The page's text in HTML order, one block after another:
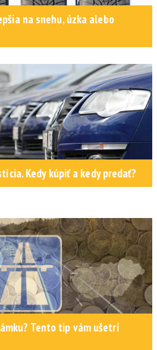
na snehu, úzka alebo
Kedy kúpiť a kedy predať?
Tento tip vám ušetrí